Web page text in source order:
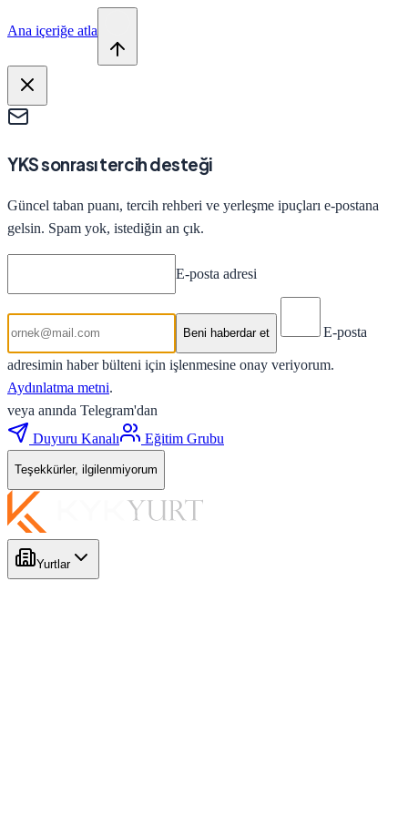
Ana içeriğe atla
YKS sonrası tercih desteği
Güncel taban puanı, tercih rehberi ve yerleşme ipuçları e-postana
gelsin. Spam yok, istediğin an çık.
E-posta adresi
Beni haberdar et E-posta
adresimin haber bülteni için işlenmesine onay veriyorum.
Aydınlatma metni.
veya anında Telegram'dan
Duyuru Kanalı
Eğitim Grubu
Teşekkürler, ilgilenmiyorum
Yurtlar